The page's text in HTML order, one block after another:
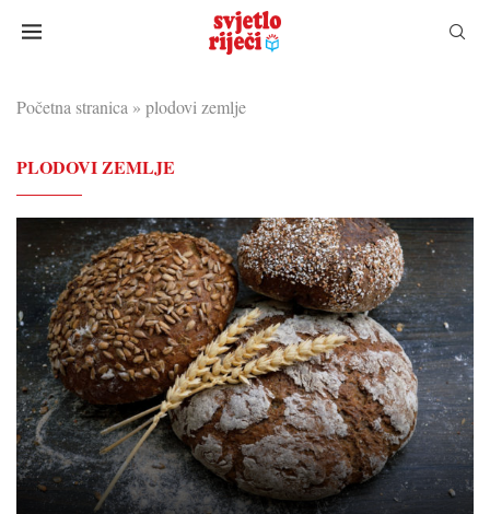
Početna stranica » plodovi zemlje
PLODOVI ZEMLJE